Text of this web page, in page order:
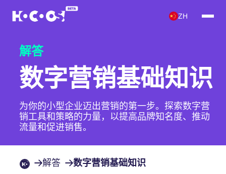
ZH
解答
数字营销基础知识
为你的小型企业迈出营销的第一步。探索数字营
销工具和策略的力量，以提高品牌知名度、推动
流量和促进销售。
解答 数字营销基础知识